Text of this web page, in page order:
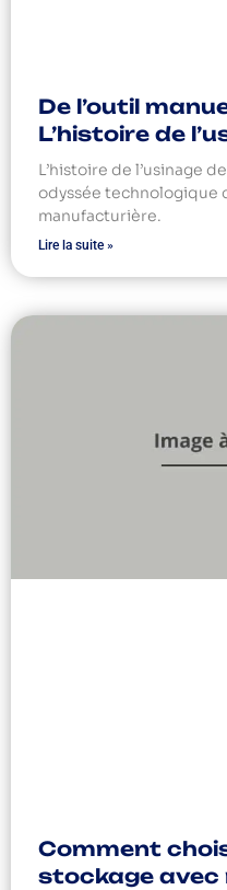
De l’outil
L’histoire de
L’histoire de l’usinage
odyssée technologique
manufacturière.
Lire la suite »
Comment
stockage